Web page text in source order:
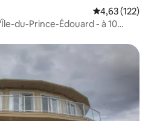
Note
4,63 (122)
du-Prince-Édouard - à 10